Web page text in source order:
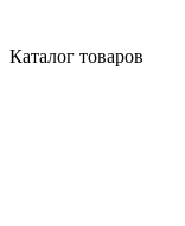
Каталог товаров